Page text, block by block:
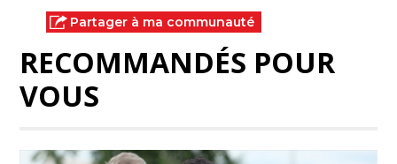
Partager à ma communauté
RECOMMANDÉS POUR
VOUS